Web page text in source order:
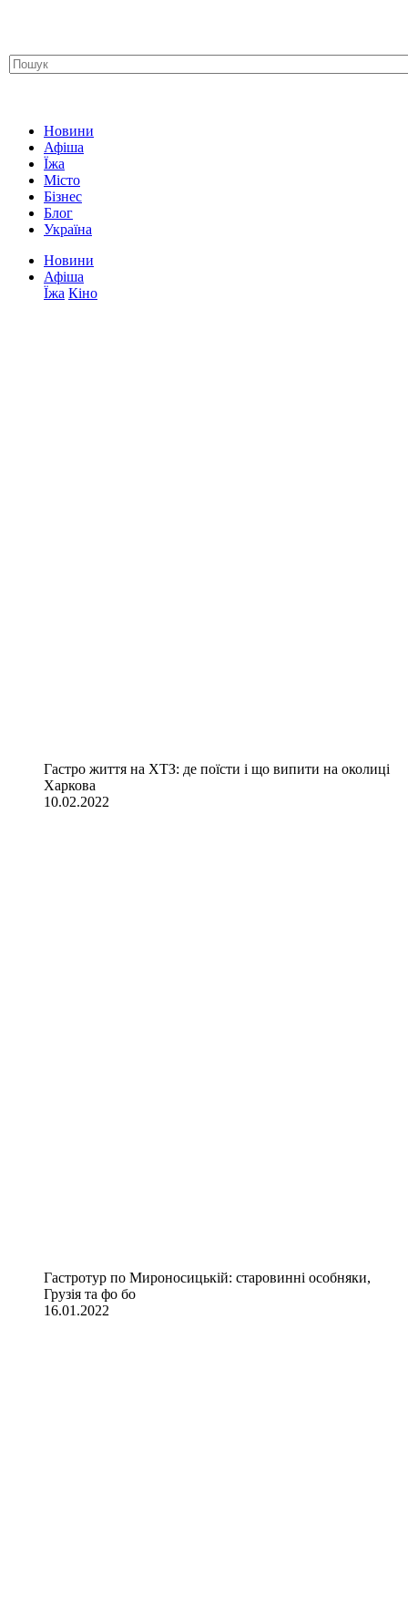
Новини
Афіша
Їжа
Місто
Бізнес
Блог
Україна
Новини
Афіша
Їжа Кіно
Гастро життя на ХТЗ: де поїсти і що випити на околиці
Харкова
10.02.2022
Гастротур по Мироносицькій: старовинні особняки,
Грузія та фо бо
16.01.2022